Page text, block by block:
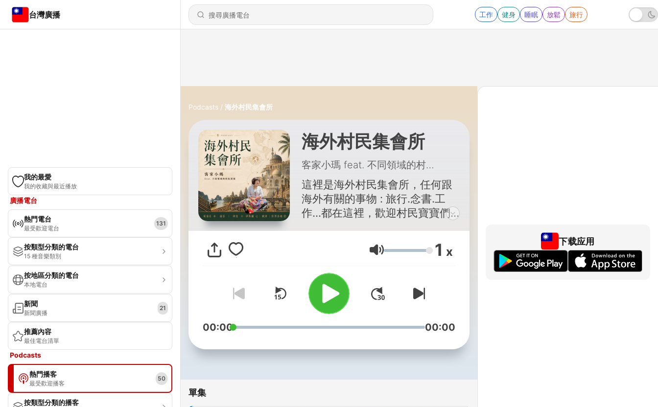
台灣廣播 工作 健身 睡眠 放鬆 旅行
我的最愛
我的收藏與最近播放
廣播電台
熱門電台
最受歡迎電台
131
按類型分類的電台
15 種音樂類別
按地區分類的電台
本地電台
新聞
新聞廣播
21
推薦內容
最佳電台清單
Podcasts
熱門播客
最受歡迎播客
50
按類型分類的播客
Podcasts 海外村民集會所
海外村民集會所
客家小瑪 feat. 不同領域的村民寶寶
這裡是海外村民集會所，任何跟
海外有關的事物 : 旅行.念書.工
作...都在這裡，歡迎村民寶寶們
粉專按讚+追蹤 : fb 搜尋【客家
小瑪的世界視角】／Hakka
hakkaluna Threads：hakkaluna
★音樂來源: Unminus
https://www.unminus.com/tagged/energy
-- Hosting provided by
音量 1 x
00:00 00:00
單集
下载应用